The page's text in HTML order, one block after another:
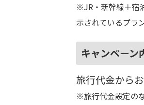
※JR・新幹線＋宿
示されているプラ
キャンペーン
旅行代金から
※旅行代金設定の